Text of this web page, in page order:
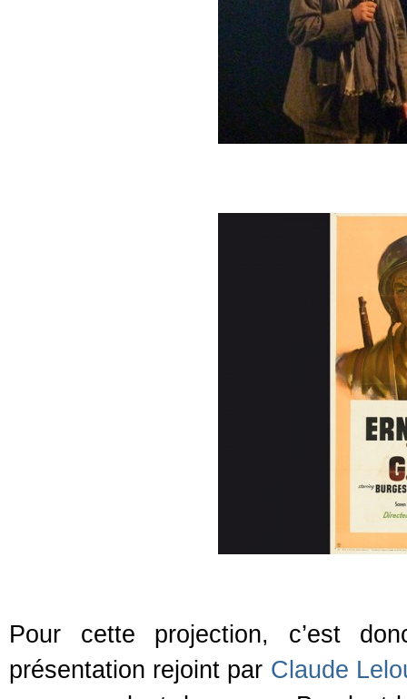
Pour cette projection, c’est
présentation rejoint par Claude